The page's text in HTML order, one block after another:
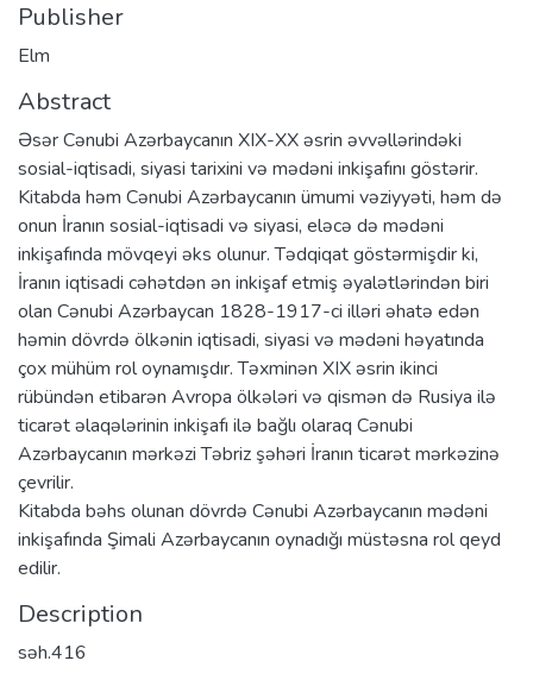
Publisher
Elm
Abstract
Əsər Cənubi Azərbaycanın XIX-XX əsrin əvvəllərindəki
sosial-iqtisadi, siyasi tarixini və mədəni inkişafını göstərir.
Kitabda həm Cənubi Azərbaycanın ümumi vəziyyəti, həm də
onun İranın sosial-iqtisadi və siyasi, eləcə də mədəni
inkişafında mövqeyi əks olunur. Tədqiqat göstərmişdir ki,
İranın iqtisadi cəhətdən ən inkişaf etmiş əyalətlərindən biri
olan Cənubi Azərbaycan 1828-1917-ci illəri əhatə edən
həmin dövrdə ölkənin iqtisadi, siyasi və mədəni həyatında
çox mühüm rol oynamışdır. Təxminən XIX əsrin ikinci
rübündən etibarən Avropa ölkələri və qismən də Rusiya ilə
ticarət əlaqələrinin inkişafı ilə bağlı olaraq Cənubi
Azərbaycanın mərkəzi Təbriz şəhəri İranın ticarət mərkəzinə
çevrilir.
Kitabda bəhs olunan dövrdə Cənubi Azərbaycanın mədəni
inkişafında Şimali Azərbaycanın oynadığı müstəsna rol qeyd
edilir.
Description
səh.416